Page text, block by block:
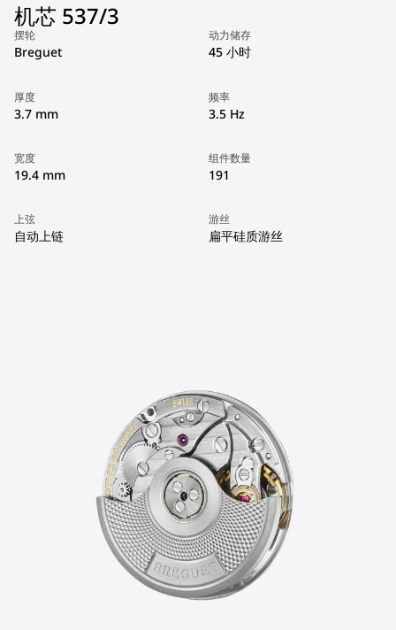
机芯 537/3
摆轮
Breguet
动力储存
45 小时
厚度
3.7 mm
频率
3.5 Hz
宽度
19.4 mm
组件数量
191
上弦
自动上链
游丝
扁平硅质游丝